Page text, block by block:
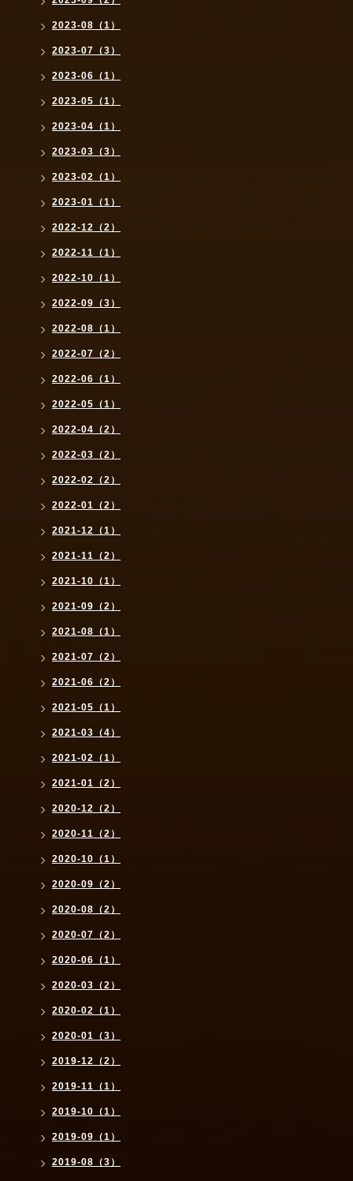
2023-08（1）
2023-07（3）
2023-06（1）
2023-05（1）
2023-04（1）
2023-03（3）
2023-02（1）
2023-01（1）
2022-12（2）
2022-11（1）
2022-10（1）
2022-09（3）
2022-08（1）
2022-07（2）
2022-06（1）
2022-05（1）
2022-04（2）
2022-03（2）
2022-02（2）
2022-01（2）
2021-12（1）
2021-11（2）
2021-10（1）
2021-09（2）
2021-08（1）
2021-07（2）
2021-06（2）
2021-05（1）
2021-03（4）
2021-02（1）
2021-01（2）
2020-12（2）
2020-11（2）
2020-10（1）
2020-09（2）
2020-08（2）
2020-07（2）
2020-06（1）
2020-03（2）
2020-02（1）
2020-01（3）
2019-12（2）
2019-11（1）
2019-10（1）
2019-09（1）
2019-08（3）